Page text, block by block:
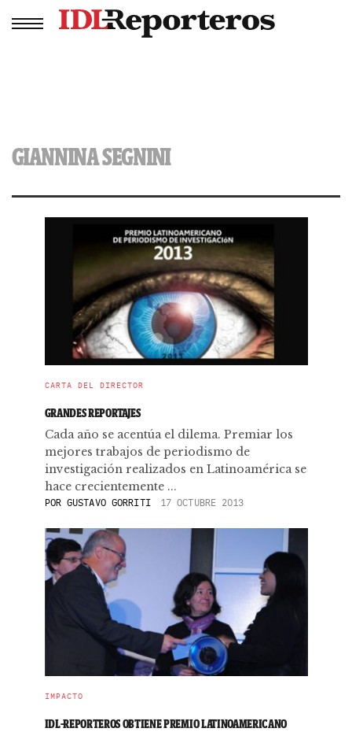
GIANNINA SEGNINI
CARTA DEL DIRECTOR
GRANDES REPORTAJES
Cada año se acentúa el dilema. Premiar los
mejores trabajos de periodismo de
investigación realizados en Latinoamérica se
hace crecientemente ...
POR GUSTAVO GORRITI 17 OCTUBRE 2013
IMPACTO
IDL-REPORTEROS OBTIENE PREMIO LATINOAMERICANO